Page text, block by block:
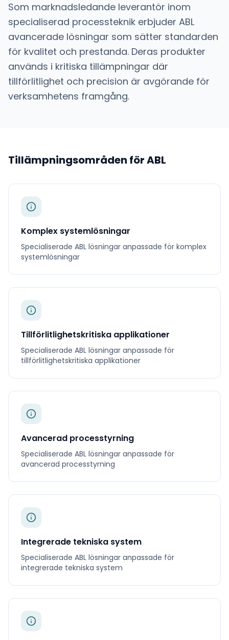
Som marknadsledande leverantör inom
specialiserad processteknik erbjuder ABL
avancerade lösningar som sätter standarden
för kvalitet och prestanda. Deras produkter
används i kritiska tillämpningar där
tillförlitlighet och precision är avgörande för
verksamhetens framgång.
Tillämpningsområden förABL
Komplex systemlösningar
Specialiserade ABL lösningar anpassade för komplex
systemlösningar
Tillförlitlighetskritiska applikationer
Specialiserade ABL lösningar anpassade för
tillförlitlighetskritiska applikationer
Avancerad processtyrning
Specialiserade ABL lösningar anpassade för
avancerad processtyrning
Integrerade tekniska system
Specialiserade ABL lösningar anpassade för
integrerade tekniska system